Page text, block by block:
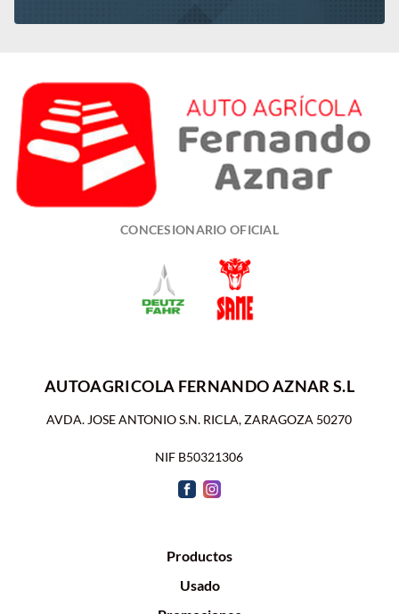
CONCESIONARIO OFICIAL
AUTOAGRICOLA FERNANDO AZNAR S.L
AVDA. JOSE ANTONIO S.N. RICLA, ZARAGOZA 50270
NIF B50321306
Productos
Usado